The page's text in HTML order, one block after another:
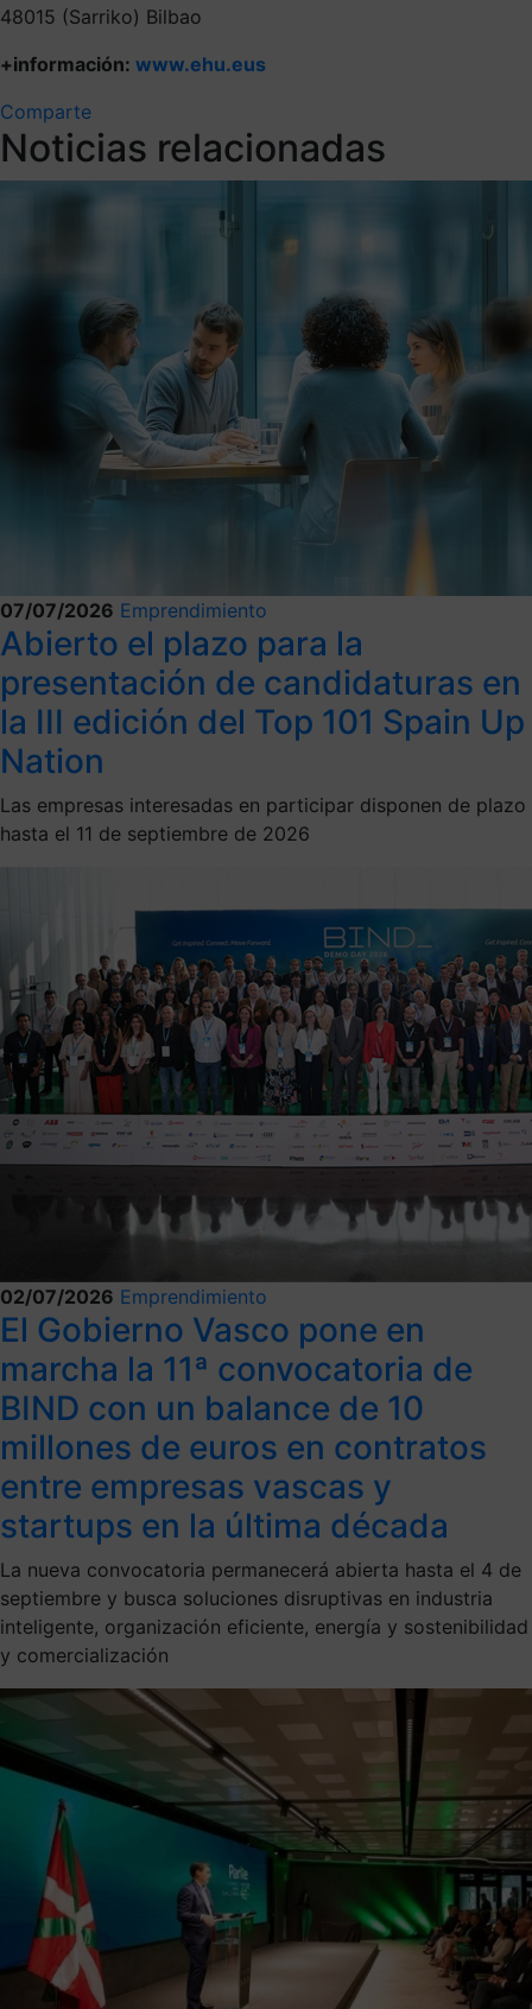
48015 (Sarriko) Bilbao
+información: www.ehu.eus
Comparte
Noticias relacionadas
07/07/2026 Emprendimiento
Abierto el plazo para la
presentación de candidaturas en
la III edición del Top 101 Spain Up
Nation
Las empresas interesadas en participar disponen de plazo
hasta el 11 de septiembre de 2026
02/07/2026 Emprendimiento
El Gobierno Vasco pone en
marcha la 11ª convocatoria de
BIND con un balance de 10
millones de euros en contratos
entre empresas vascas y
startups en la última década
La nueva convocatoria permanecerá abierta hasta el 4 de
septiembre y busca soluciones disruptivas en industria
inteligente, organización eficiente, energía y sostenibilidad
y comercialización